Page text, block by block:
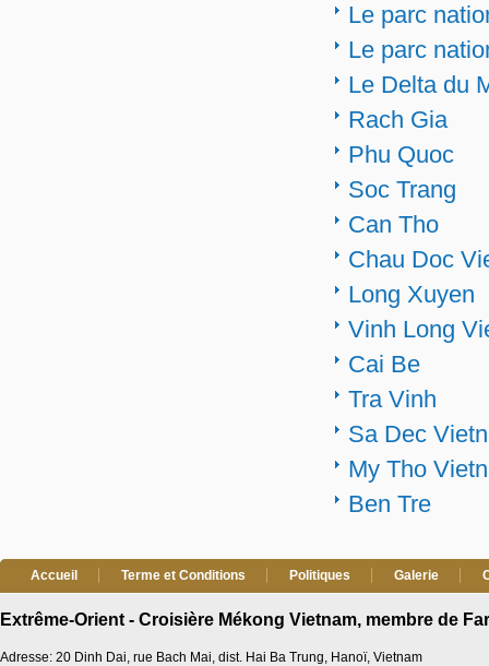
Le parc
Le parc
Le Delta du
Rach Gia
Phu Quoc
Soc Trang
Can Tho
Chau Doc
Long Xuyen
Vinh Long
Cai Be
Tra Vinh
Sa Dec
My Tho
Ben Tre
Accueil Terme et Conditions Politiques Galerie
Extrême-Orient - Croisière Mékong Vietnam, membre de
Adresse: 20 Dinh Dai, rue Bach Mai, dist. Hai Ba Trung, Hanoï, Vietnam